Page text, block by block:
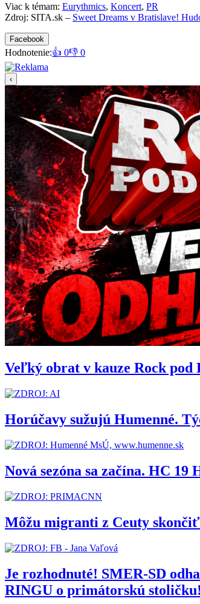
Viac k témam: Eurythmics, Koncert, PR
Zdroj: SITA.sk – Sweet Dreams v Bratislave!
Facebook
Hodnotenie:👍 0👎 0
‹
Veľký obrat v kauze Rock pod
Horúčavy sužujú Humenné.
Nová sezóna sa začína. HC
Môžu migranti z Ceuty
Je rozhodnuté! SMER-SD
RINGU o primátorskú stoličku!